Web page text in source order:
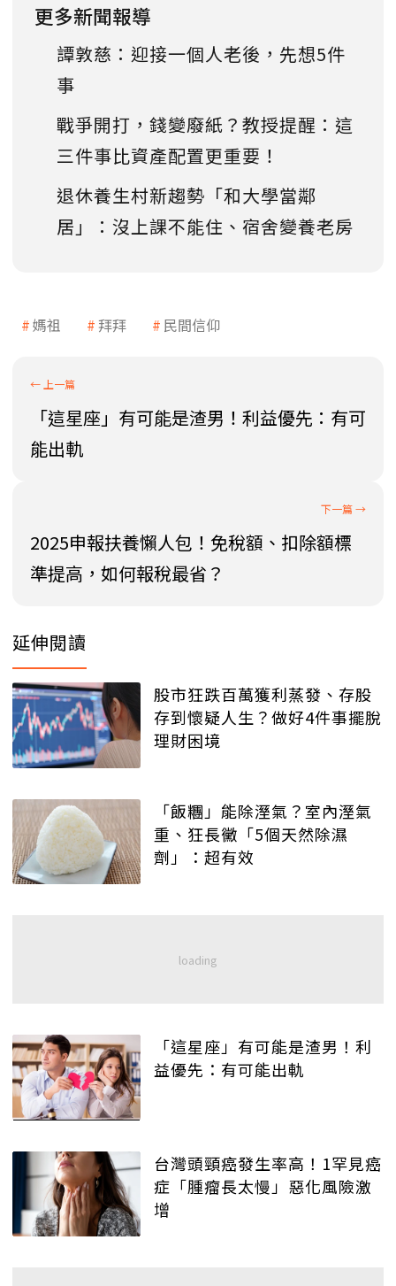
更多新聞報導
譚敦慈：迎接一個人老後，先想5件
事
戰爭開打，錢變廢紙？教授提醒：這
三件事比資產配置更重要！
退休養生村新趨勢「和大學當鄰
居」：沒上課不能住、宿舍變養老房
媽祖 拜拜 民間信仰
「這星座」有可能是渣男！利益優先：有可
能出軌
2025申報扶養懶人包！免稅額、扣除額標
準提高，如何報稅最省？
延伸閱讀
股市狂跌百萬獲利蒸發、存股
存到懷疑人生？做好4件事擺脫
理財困境
「飯糰」能除溼氣？室內溼氣
重、狂長黴「5個天然除濕
劑」：超有效
「這星座」有可能是渣男！利
益優先：有可能出軌
台灣頭頸癌發生率高！1罕見癌
症「腫瘤長太慢」惡化風險激
增